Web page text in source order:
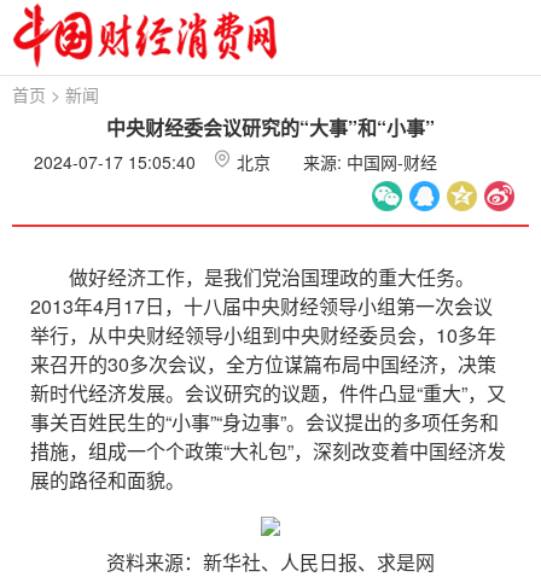
首页 > 新闻
中央财经委会议研究的“大事”和“小事”
2024-07-17 15:05:40 北京 来源: 中国网-财经
做好经济工作，是我们党治国理政的重大任务。
2013年4月17日，十八届中央财经领导小组第一次会议
举行，从中央财经领导小组到中央财经委员会，10多年
来召开的30多次会议，全方位谋篇布局中国经济，决策
新时代经济发展。会议研究的议题，件件凸显“重大”，又
事关百姓民生的“小事”“身边事”。会议提出的多项任务和
措施，组成一个个政策“大礼包”，深刻改变着中国经济发
展的路径和面貌。
资料来源：新华社、人民日报、求是网